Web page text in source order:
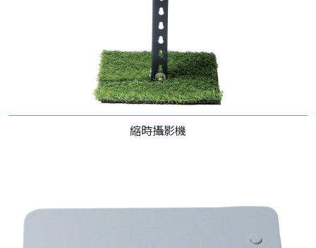
縮時攝影機